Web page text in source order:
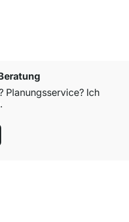
Planungsservice? Ich